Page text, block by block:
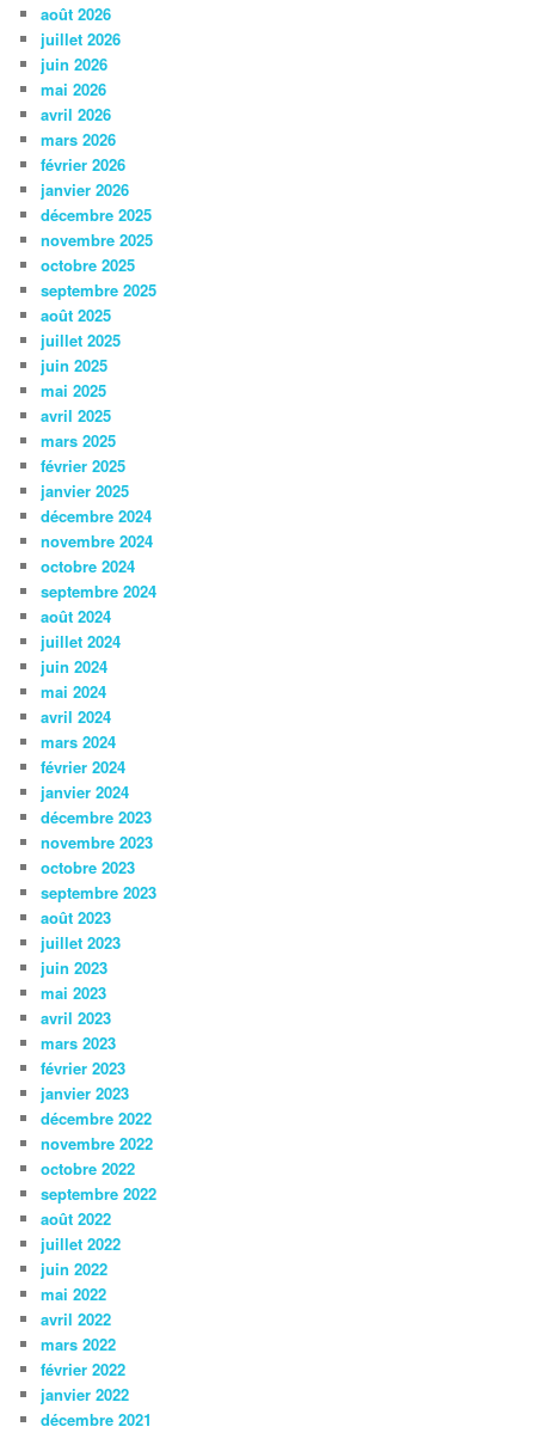
août 2026
juillet 2026
juin 2026
mai 2026
avril 2026
mars 2026
février 2026
janvier 2026
décembre 2025
novembre 2025
octobre 2025
septembre 2025
août 2025
juillet 2025
juin 2025
mai 2025
avril 2025
mars 2025
février 2025
janvier 2025
décembre 2024
novembre 2024
octobre 2024
septembre 2024
août 2024
juillet 2024
juin 2024
mai 2024
avril 2024
mars 2024
février 2024
janvier 2024
décembre 2023
novembre 2023
octobre 2023
septembre 2023
août 2023
juillet 2023
juin 2023
mai 2023
avril 2023
mars 2023
février 2023
janvier 2023
décembre 2022
novembre 2022
octobre 2022
septembre 2022
août 2022
juillet 2022
juin 2022
mai 2022
avril 2022
mars 2022
février 2022
janvier 2022
décembre 2021